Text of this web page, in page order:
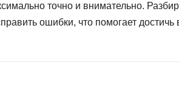
точно и внимательно.
ошибки, что помогает достичь